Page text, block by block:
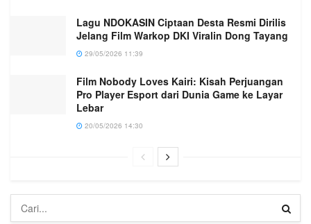
Lagu NDOKASIN Ciptaan Desta Resmi Dirilis
Jelang Film Warkop DKI Viralin Dong Tayang
29/05/2026 11:39
Film Nobody Loves Kairi: Kisah Perjuangan
Pro Player Esport dari Dunia Game ke Layar
Lebar
20/05/2026 14:30